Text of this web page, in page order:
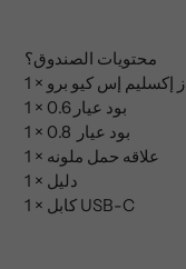
محتويات الصندوق؟
إكسليم إس كيو برو
1 × علاقه حمل ملونه
1 × دليل
1 × كابل USB-C